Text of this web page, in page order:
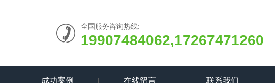
全国服务咨询热线:
19907484062,17267471260
成功案例 在线留言 联系我们